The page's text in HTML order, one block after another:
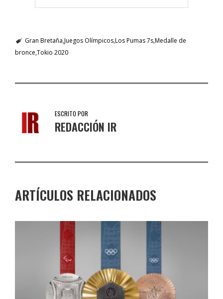
Gran Bretaña Juegos OlímpicosLos Pumas 7sMedalle de
bronce Tokio 2020
ESCRITO POR
REDACCIÓN IR
ARTÍCULOS RELACIONADOS